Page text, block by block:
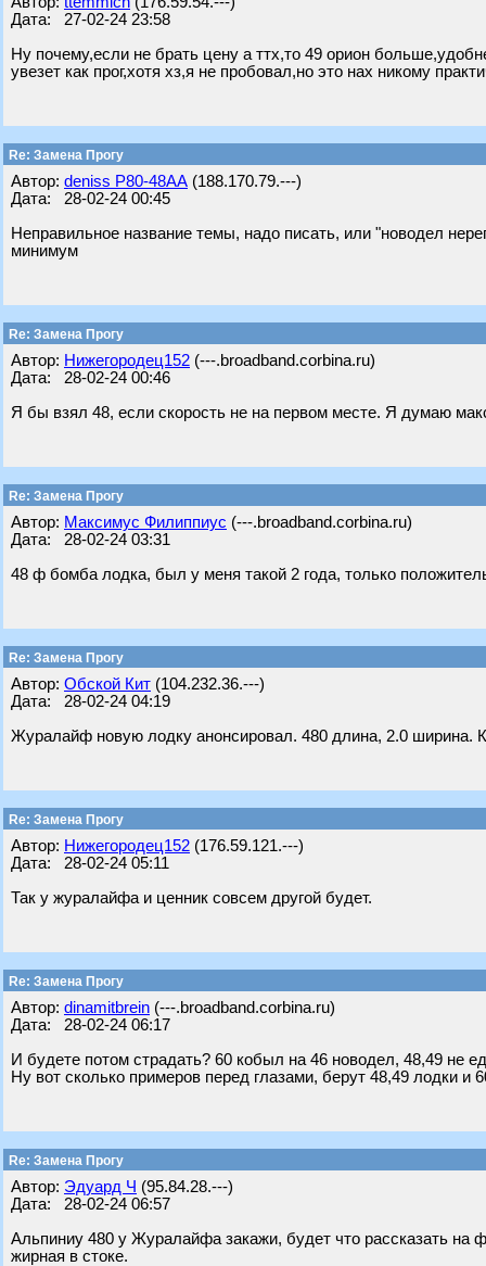
Дата: 27-02-24 23:58
Ну почему,если не брать цену а ттх,то 49 орион
увезет как прог,хотя хз,я не пробовал,но это нах никому
Re: Замена Прогу
Автор: deniss Р80-48АА (188.170.79.---)
Дата: 28-02-24 00:45
Неправильное название темы, надо писать, или "новодел
минимум
Re: Замена Прогу
Автор: Нижегородец152 (---.broadband.corbina.ru)
Дата: 28-02-24 00:46
Я бы взял 48, если скорость не на первом месте. Я думаю
Re: Замена Прогу
Автор: Максимус Филиппиус (---.broadband.corbina.ru)
Дата: 28-02-24 03:31
48 ф бомба лодка, был у меня такой 2 года, только
Re: Замена Прогу
Автор: Обской Кит (104.232.36.---)
Дата: 28-02-24 04:19
Журалайф новую лодку анонсировал. 480 длина, 2.0 ширина.
Re: Замена Прогу
Автор: Нижегородец152 (176.59.121.---)
Дата: 28-02-24 05:11
Так у журалайфа и ценник совсем другой будет.
Re: Замена Прогу
Автор: dinamitbrein (---.broadband.corbina.ru)
Дата: 28-02-24 06:17
И будете потом страдать? 60 кобыл на 46 новодел, 48,49 не
Ну вот сколько примеров перед глазами, берут 48,49 лодки и
Re: Замена Прогу
Автор: Эдуард Ч (95.84.28.---)
Дата: 28-02-24 06:57
Альпиниу 480 у Журалайфа закажи, будет что рассказать на
жирная в стоке.